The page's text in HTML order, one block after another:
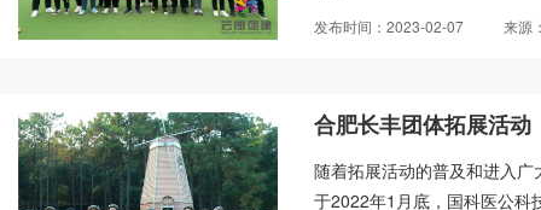
发布时间：2023-02-07 来源
合肥长丰团体拓展活动
随着拓展活动的普及和进入
于2022年1月底，国科医公科